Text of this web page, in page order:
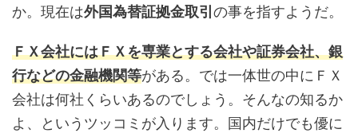
か。現在は外国為替証拠金取引 の事を指すようだ。
ＦＸ会社にはＦＸを専業とする会社や証券会社、銀
行などの金融機関等がある。では一体世の中にＦＸ
会社は何社くらいあるのでしょう。そんなの知るか
よ、というツッコミが入ります。国内だけでも優に